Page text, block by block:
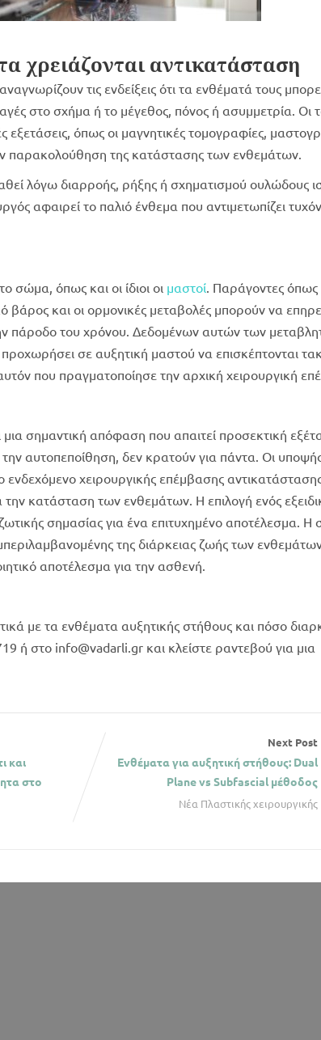
χρειάζονται αντικατάσταση
τις ενδείξεις ότι τα ενθέματά τους
στο σχήμα ή το μέγεθος, πόνος ή ασυμμετρία. Οι
εξετάσεις, όπως οι μαγνητικές τομογραφίες,
παρακολούθηση της κατάστασης των ενθεμάτων.
λόγω διαρροής, ρήξης ή σχηματισμού ουλώδους
αφαιρεί το παλιό ένθεμα που αντιμετωπίζει
σώμα, όπως και οι ίδιοι οι μαστοί . Παράγοντες
βάρος και οι ορμονικές μεταβολές μπορούν να
πάροδο του χρόνου. Δεδομένων αυτών των
σε αυξητική μαστού να επισκέπτονται
που πραγματοποίησε την αρχική χειρουργική
σημαντική απόφαση που απαιτεί προσεκτική
αυτοπεποίθηση, δεν κρατούν για πάντα. Οι
ενδεχόμενο χειρουργικής επέμβασης
κατάσταση των ενθεμάτων. Η επιλογή ενός
σημασίας για ένα επιτυχημένο αποτέλεσμα. Η
της διάρκειας ζωής των
αποτέλεσμα για την ασθενή.
με τα ενθέματα αυξητικής στήθους και πόσο
ή στο info@vadarli.gr και κλείστε ραντεβού για μια
και
στο
Next Post
Ενθέματα για αυξητική στήθους: Dual
Plane vs Subfascial μέθοδος
Νέα Πλαστικής χειρουργικής